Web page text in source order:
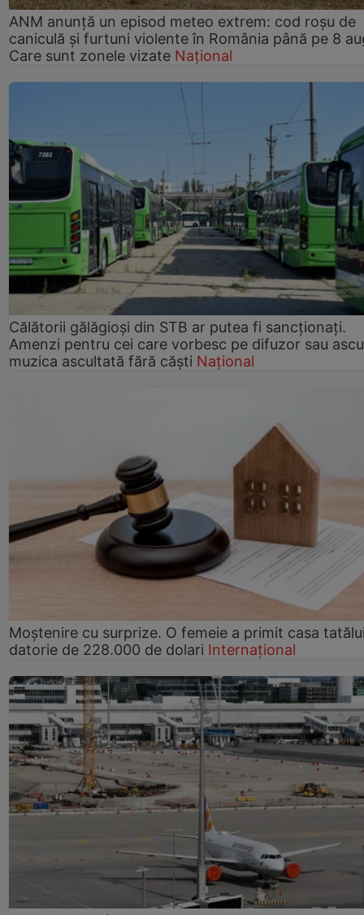
ANM anunță un episod meteo extrem: cod roșu de
caniculă și furtuni violente în România până pe 8
Care sunt zonele vizate Național
Călătorii gălăgioși din STB ar putea fi sancționați.
Amenzi pentru cei care vorbesc pe difuzor sau
muzica ascultată fără căști Național
Moștenire cu surprize. O femeie a primit casa
datorie de 228.000 de dolari Internațional